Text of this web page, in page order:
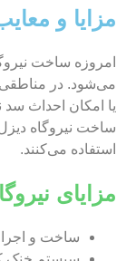
مزایا و
امروزه ساخت
می‌شود. در
یا امکان احداث سد
ساخت نیروگاه دیزل
استفاده می‌کنند.
مزایای
ساخت و